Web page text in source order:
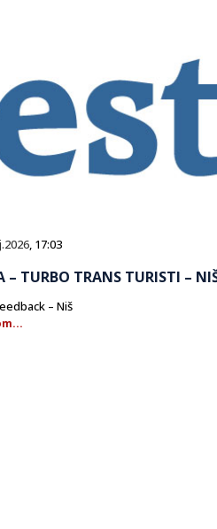
, 17:03
– TURBO TRANS TURISTI –
– Niš